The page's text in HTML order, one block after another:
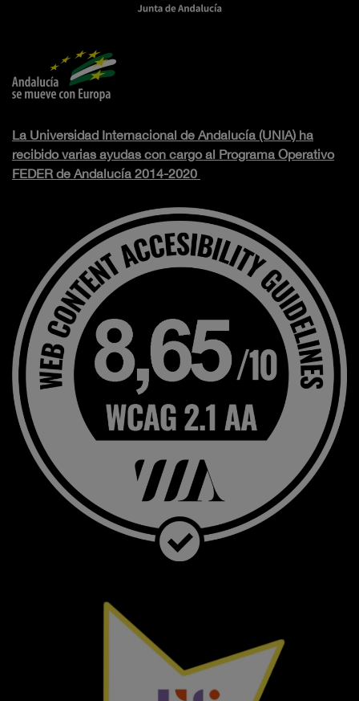
La Universidad Internacional de Andalucía (UNIA) ha
recibido varias ayudas con cargo al Programa Operativo
FEDER de Andalucía 2014-2020